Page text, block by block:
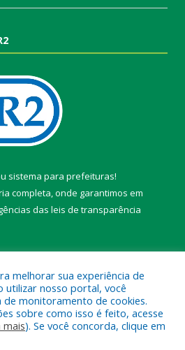
sistema para prefeituras!
completa, onde garantimos em
das leis de transparência
a Câmara Municipal de Belterra.
melhorar sua experiência de
utilizar nosso portal, você
monitoramento de cookies.
sobre como isso é feito, acesse
mais). Se você concorda, clique em